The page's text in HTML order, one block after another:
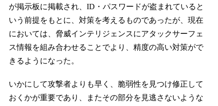
が掲示板に掲載され、ID・パスワードが盗まれていると
いう前提をもとに、対策を考えるものであったが、現在
においては、脅威インテリジェンスにアタックサーフェ
ス情報を組み合わせることでより、精度の高い対策がで
きるようになった。
いかにして攻撃者よりも早く、脆弱性を見つけ修正して
おくかが重要であり、またその部分を見逃さないような